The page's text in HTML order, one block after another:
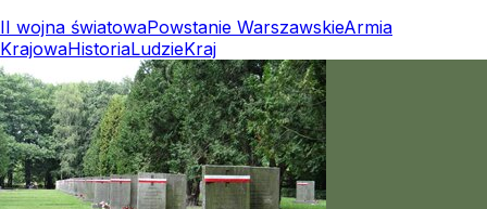
II wojna światowaPowstanie WarszawskieArmia
KrajowaHistoriaLudzieKraj